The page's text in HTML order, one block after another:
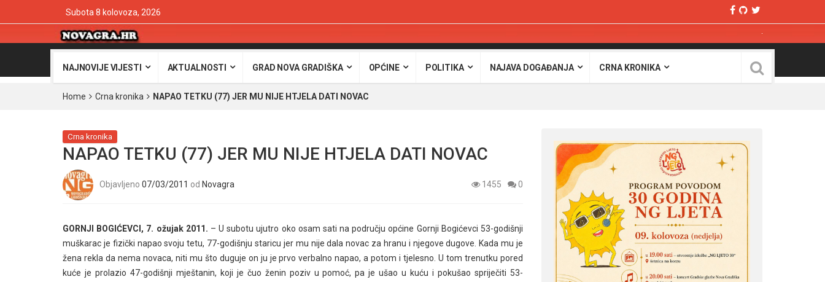
Subota 8 kolovoza, 2026
NAJNOVIJE VIJESTI AKTUALNOSTI GRAD NOVA GRADIŠKA OPĆINE POLITIKA NAJAVA DOGAĐANJA CRNA KRONIKA
Home Crna kronika NAPAO TETKU (77) JER MU NIJE HTJELA DATI NOVAC
Crna kronika
NAPAO TETKU (77) JER MU NIJE HTJELA DATI NOVAC
Objavljeno 07/03/2011 od Novagra 1455 0
GORNJI BOGIĆEVCI, 7. ožujak 2011. – U subotu ujutro oko osam sati na području općine Gornji Bogićevci 53-godišnji
muškarac je fizički napao svoju tetu, 77-godišnju staricu jer mu nije dala novac za hranu i njegove dugove. Kada mu je
žena rekla da nema novaca, niti mu što duguje on ju je prvo verbalno napao, a potom i tjelesno. U tom trenutku pored
kuće je prolazio 47-godišnji mještanin, koji je čuo ženin poziv u pomoć, pa je ušao u kuću i pokušao spriječiti 53-